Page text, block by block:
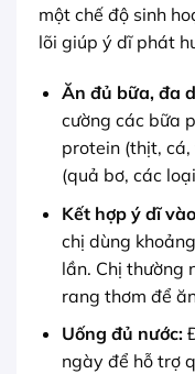
một chế độ sinh
lõi giúp ý dĩ phát
Ăn đủ bữa, đa
cường các bữa
protein (thịt,
(quả bơ, các
Kết hợp ý dĩ
chị dùng
lần. Chị thường
rang thơm để
Uống đủ nước:
ngày để hỗ trợ